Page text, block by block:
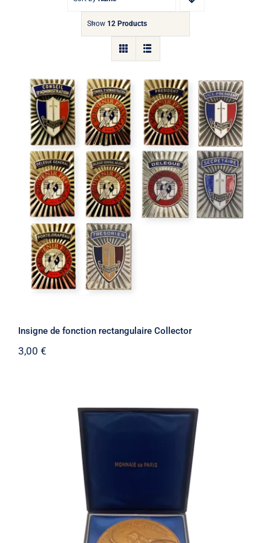
Show 12 Products
Insigne de fonction rectangulaire
Collector
Insigne de fonction rectangulaire Collector
3,00 €
Médaille 40e Anniversaire des
Débarquements et de la Resistance